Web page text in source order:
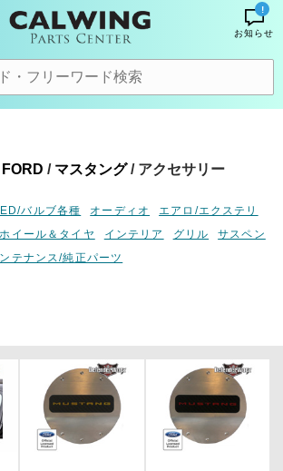
!
お知らせ
/ マスタング/ アクセサリー
バルブ各種 オーディオ
エアロ/エクステリ
ホイール＆タイヤ インテリア グリル
サスペン
テナンス/純正パーツ